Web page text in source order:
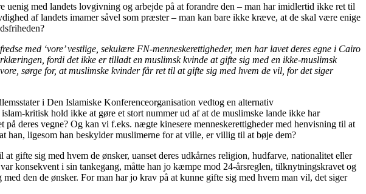
med landets lovgivning og arbejde på at forandre den – man har imidlertid ikke ret til
af landets imamer såvel som præster – man kan bare ikke kræve, at de skal være enige
med ‘vore’ vestlige, sekulære FN-menneskerettigheder, men har lavet deres egne i Cairo
fordi det ikke er tilladt en muslimsk kvinde at gifte sig med en ikke-muslimsk
sørge for, at muslimske kvinder får ret til at gifte sig med hvem de vil, for det siger
i Den Islamiske Konferenceorganisation vedtog en alternativ
kritisk hold ikke at gøre et stort nummer ud af at de muslimske lande ikke har
deres vegne? Og kan vi f.eks. nægte kinesere menneskerettigheder med henvisning til at
han, ligesom han beskylder muslimerne for at ville, er villig til at bøje dem?
sig med hvem de ønsker, uanset deres udkårnes religion, hudfarve, nationalitet eller
konsekvent i sin tankegang, måtte han jo kæmpe mod 24-årsreglen, tilknytningskravet og
den de ønsker. For man har jo krav på at kunne gifte sig med hvem man vil, det siger